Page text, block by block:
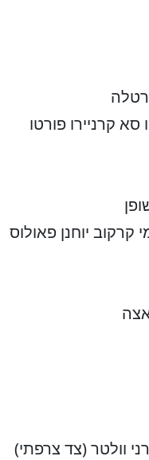
קרניירו פורטו
יוחנן פאולוס
וולטר (צד צרפתי)